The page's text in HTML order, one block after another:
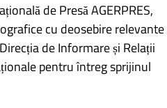
de Presă AGERPRES,
cu deosebire relevante
de Informare și Relații
pentru întreg sprijinul